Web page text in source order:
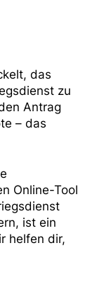
das
zu
Antrag
– das
Online-Tool
ist ein
helfen dir,